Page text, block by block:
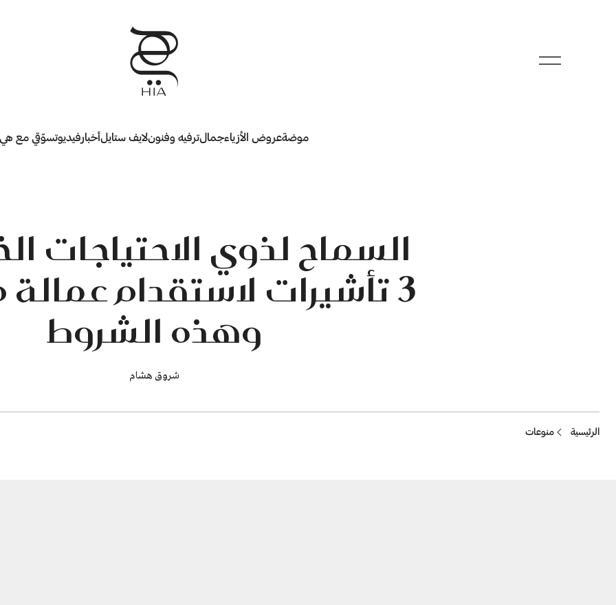
موضةعروض الأزياءجمالترفيه وفنونلايف ستايلأخبارفيديوتسوّقي مع هي
السماح لذوي الاحتياجات
3 تأشيرات لاستقدام عمالة
وهذه الشروط
شروق هشام
Breadcrumb
الرئيسية منوعات